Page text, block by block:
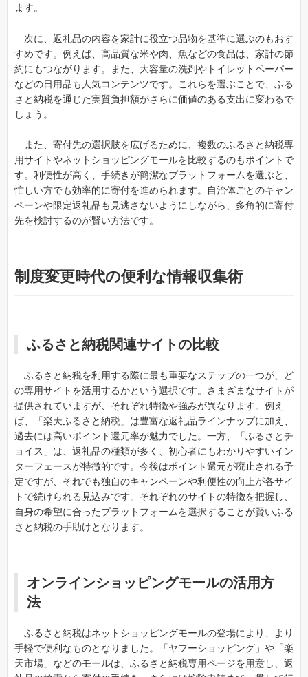
ます。
次に、返礼品の内容を家計に役立つ品物を基準に選ぶのもおす
すめです。例えば、高品質な米や肉、魚などの食品は、家計の節
約にもつながります。また、大容量の洗剤やトイレットペーパー
などの日用品も人気コンテンツです。これらを選ぶことで、ふる
さと納税を通じた実質負担額がさらに価値のある支出に変わるで
しょう。
また、寄付先の選択肢を広げるために、複数のふるさと納税専
用サイトやネットショッピングモールを比較するのもポイントで
す。利便性が高く、手続きが簡潔なプラットフォームを選ぶと、
忙しい方でも効率的に寄付を進められます。自治体ごとのキャン
ペーンや限定返礼品も見逃さないようにしながら、多角的に寄付
先を検討するのが賢い方法です。
制度変更時代の便利な情報収集術
ふるさと納税関連サイトの比較
ふるさと納税を利用する際に最も重要なステップの一つが、ど
の専用サイトを活用するかという選択です。さまざまなサイトが
提供されていますが、それぞれ特徴や強みが異なります。例え
ば、「楽天ふるさと納税」は豊富な返礼品ラインナップに加え、
過去には高いポイント還元率が魅力でした。一方、「ふるさとチ
ョイス」は、返礼品の種類が多く、初心者にもわかりやすいイン
ターフェースが特徴的です。今後はポイント還元が廃止される予
定ですが、それでも独自のキャンペーンや利便性の向上が各サイ
トで続けられる見込みです。それぞれのサイトの特徴を把握し、
自身の希望に合ったプラットフォームを選択することが賢いふる
さと納税の手助けとなります。
オンラインショッピングモールの活用方
法
ふるさと納税はネットショッピングモールの登場により、より
手軽で便利なものとなりました。「ヤフーショッピング」や「楽
天市場」などのモールは、ふるさと納税専用ページを用意し、返